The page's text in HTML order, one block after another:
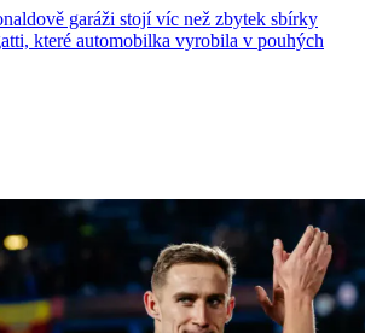
garáži stojí víc než zbytek sbírky
které automobilka vyrobila v pouhých